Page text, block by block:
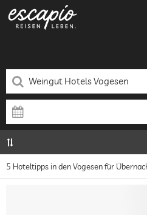
5 Hoteltipps in den Vogesen für